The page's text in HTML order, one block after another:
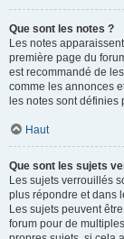
Que sont les notes ?
Les notes
première page du
est recommandé de
comme les annonces
les notes sont
Haut
Que sont les sujets
Les sujets verrouillés
plus répondre et dans
Les sujets peuvent
forum pour de